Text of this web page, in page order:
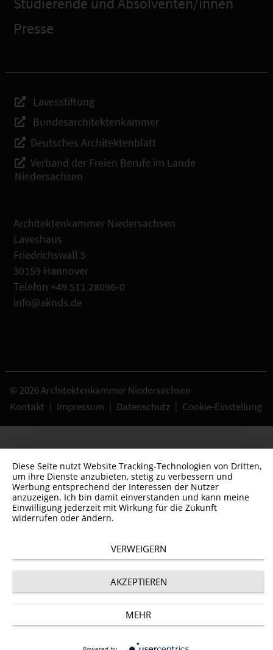
Presse
Lavesstiftung
Bundesarchitektenkammer
Deutsches Architektenblatt
Verband der Freien Berufe im Lande
Niedersachsen
Architektenkammer Niedersachsen
Laveshaus
Friedrichswall 5
30159 Hannover
Telefon +49 511 28096-0
info@aknds.de
© 2026 Architektenkammer Niedersachsen
Kontakt | Impressum | Datenschutz | Cookie-Einstellung
Diese Seite nutzt Website Tracking-Technologien von Dritten,
um ihre Dienste anzubieten, stetig zu verbessern und
Werbung entsprechend der Interessen der Nutzer
anzuzeigen. Ich bin damit einverstanden und kann meine
Einwilligung jederzeit mit Wirkung für die Zukunft
widerrufen oder ändern.
VERWEIGERN
AKZEPTIEREN
MEHR